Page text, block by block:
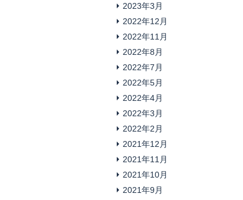
2023年3月
2022年12月
2022年11月
2022年8月
2022年7月
2022年5月
2022年4月
2022年3月
2022年2月
2021年12月
2021年11月
2021年10月
2021年9月